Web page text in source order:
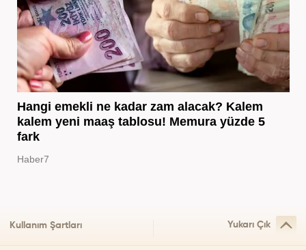
Hangi emekli ne kadar zam alacak? Kalem
kalem yeni maaş tablosu! Memura yüzde 5
fark
Haber7
Kullanım Şartları Yukarı Çık